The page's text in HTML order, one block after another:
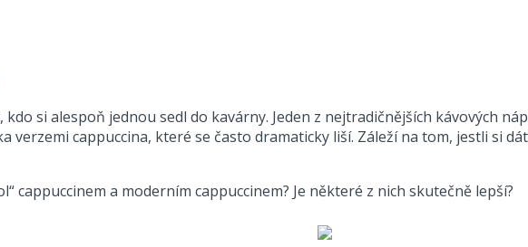
kdo si alespoň jednou sedl do kavárny. Jeden z nejtradičnějších kávových
verzemi cappuccina, které se často dramaticky liší. Záleží na tom, jestli si
cappuccinem a moderním cappuccinem? Je některé z nich skutečně lepší?